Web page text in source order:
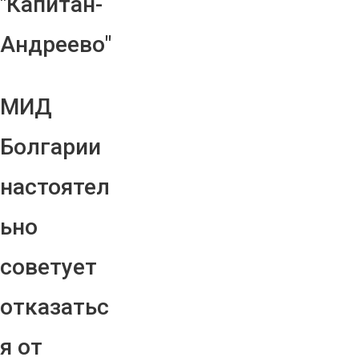
Андреево"
МИД
Болгарии
настоятел
ьно
советует
отказатьс
я от